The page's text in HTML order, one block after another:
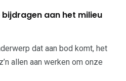
aan het milieu
dat aan bod komt, het
allen aan werken om onze